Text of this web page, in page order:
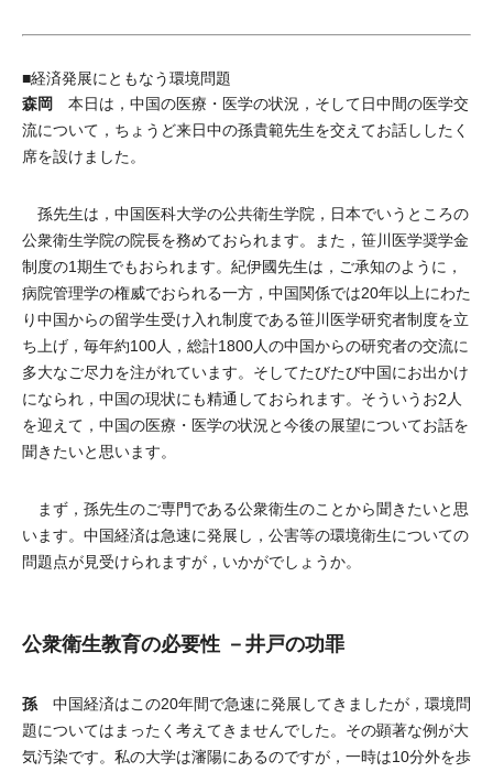
■経済発展にともなう環境問題
森岡 本日は，中国の医療・医学の状況，そして日中間の医学交
流について，ちょうど来日中の孫貴範先生を交えてお話ししたく
席を設けました。
孫先生は，中国医科大学の公共衛生学院，日本でいうところの
公衆衛生学院の院長を務めておられます。また，笹川医学奨学金
制度の1期生でもおられます。紀伊國先生は，ご承知のように，
病院管理学の権威でおられる一方，中国関係では20年以上にわた
り中国からの留学生受け入れ制度である笹川医学研究者制度を立
ち上げ，毎年約100人，総計1800人の中国からの研究者の交流に
多大なご尽力を注がれています。そしてたびたび中国にお出かけ
になられ，中国の現状にも精通しておられます。そういうお2人
を迎えて，中国の医療・医学の状況と今後の展望についてお話を
聞きたいと思います。
まず，孫先生のご専門である公衆衛生のことから聞きたいと思
います。中国経済は急速に発展し，公害等の環境衛生についての
問題点が見受けられますが，いかがでしょうか。
公衆衛生教育の必要性 －井戸の功罪
孫 中国経済はこの20年間で急速に発展してきましたが，環境問
題についてはまったく考えてきませんでした。その顕著な例が大
気汚染です。私の大学は瀋陽にあるのですが，一時は10分外を歩